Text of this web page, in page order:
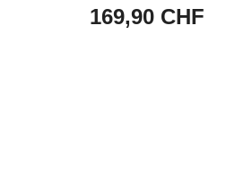
169,90 CHF